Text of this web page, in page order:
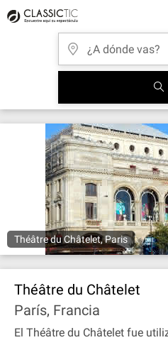
Théâtre du Châtelet, Paris
Théâtre du Châtelet
París, Francia
El Théâtre du Châtelet fue